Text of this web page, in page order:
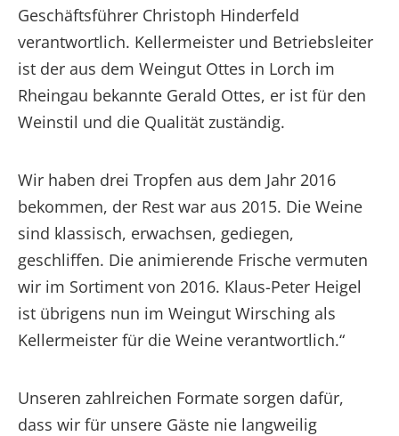
Geschäftsführer Christoph Hinderfeld
verantwortlich. Kellermeister und Betriebsleiter
ist der aus dem Weingut Ottes in Lorch im
Rheingau bekannte Gerald Ottes, er ist für den
Weinstil und die Qualität zuständig.
Wir haben drei Tropfen aus dem Jahr 2016
bekommen, der Rest war aus 2015. Die Weine
sind klassisch, erwachsen, gediegen,
geschliffen. Die animierende Frische vermuten
wir im Sortiment von 2016. Klaus-Peter Heigel
ist übrigens nun im Weingut Wirsching als
Kellermeister für die Weine verantwortlich.“
Unseren zahlreichen Formate sorgen dafür,
dass wir für unsere Gäste nie langweilig